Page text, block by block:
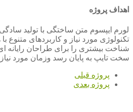
اهداف پروژه
لورم ایپسوم متن ساختگی با تولید
تکنولوژی مورد نیاز و کاربردهای
شناخت بیشتری را برای طراحان
سخت تایپ به پایان رسد وزمان مورد
پروژه قبلی
پروژه بعدی